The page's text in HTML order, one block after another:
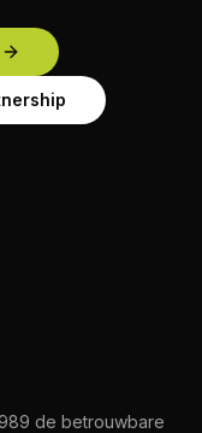
de betrouwbare